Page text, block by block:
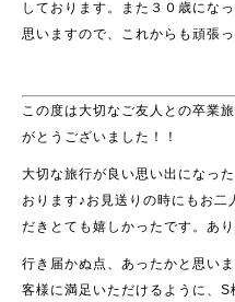
しております。また３０歳にな
思いますので、これからも頑張っ
この度は大切なご友人との卒業
がとうございました！！
大切な旅行が良い思い出になっ
おります♪お見送りの時にもお二
だきとても嬉しかったです。あ
行き届かぬ点、あったかと思い
客様に満足いただけるように、